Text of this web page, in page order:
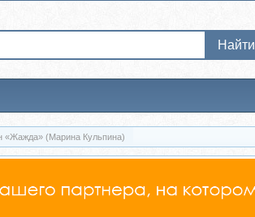
Найти
«Жажда» (Марина Кульпина)